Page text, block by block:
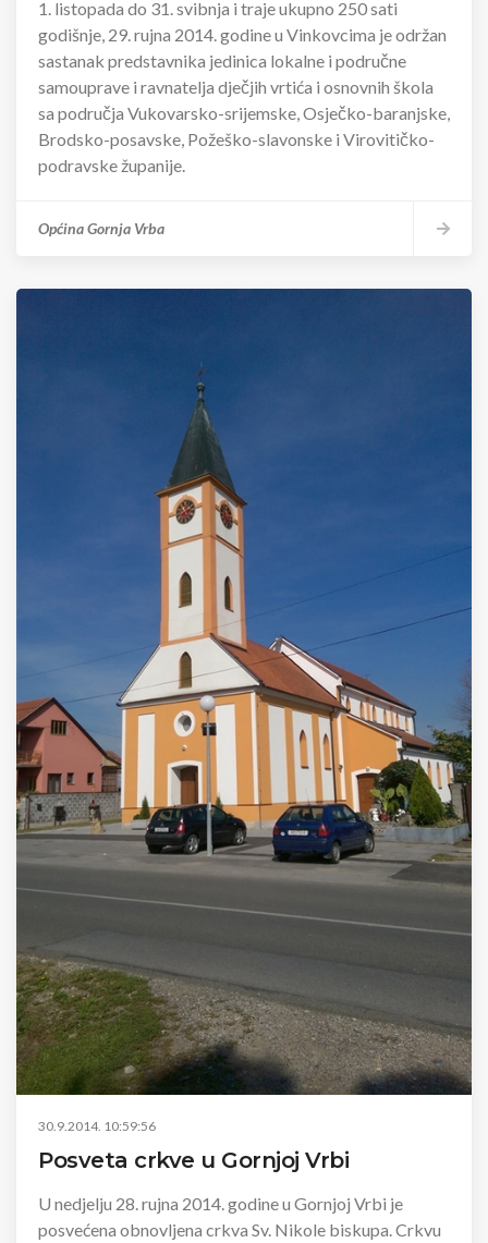
1. listopada do 31. svibnja i traje ukupno 250 sati
godišnje, 29. rujna 2014. godine u Vinkovcima je održan
sastanak predstavnika jedinica lokalne i područne
samouprave i ravnatelja dječjih vrtića i osnovnih škola
sa područja Vukovarsko-srijemske, Osječko-baranjske,
Brodsko-posavske, Požeško-slavonske i Virovitičko-
podravske županije.
Općina Gornja Vrba
30.9.2014. 10:59:56
Posveta crkve u Gornjoj Vrbi
U nedjelju 28. rujna 2014. godine u Gornjoj Vrbi je
posvećena obnovljena crkva Sv. Nikole biskupa. Crkvu